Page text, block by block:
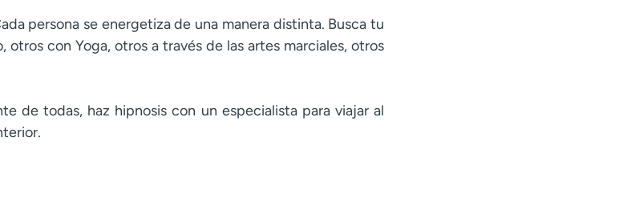
persona se energetiza de una manera distinta. Busca tu
otros con Yoga, otros a través de las artes marciales, otros
de todas, haz hipnosis con un especialista para viajar al